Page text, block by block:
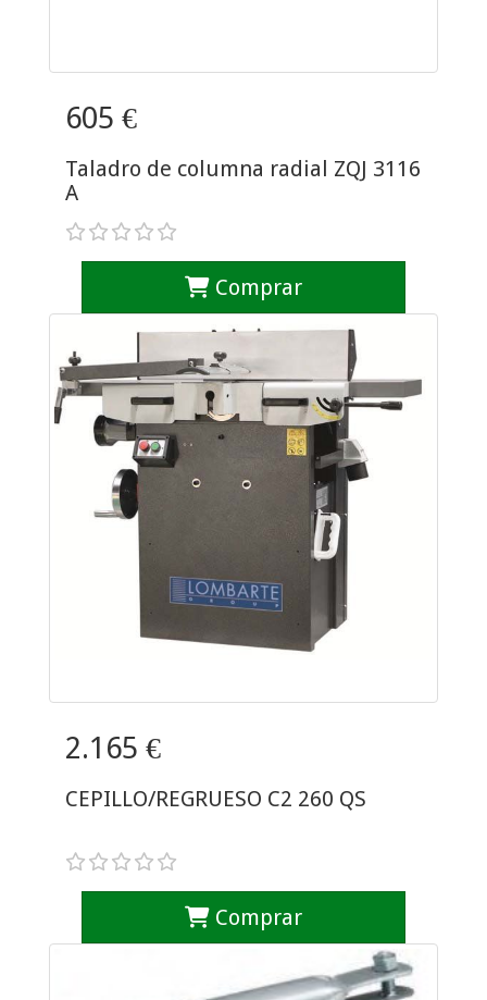
605 €
Taladro de columna radial ZQJ 3116
A
Comprar
2.165 €
CEPILLO/REGRUESO C2 260 QS
Comprar